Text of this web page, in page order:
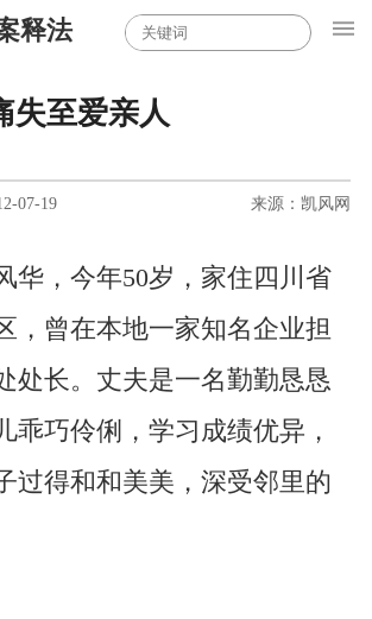
释法
失至爱亲人
07-19 来源：凯风网
，今年50岁，家住四川省
，曾在本地一家知名企业担
处长。丈夫是一名勤勤恳恳
乖巧伶俐，学习成绩优异，
过得和和美美，深受邻里的